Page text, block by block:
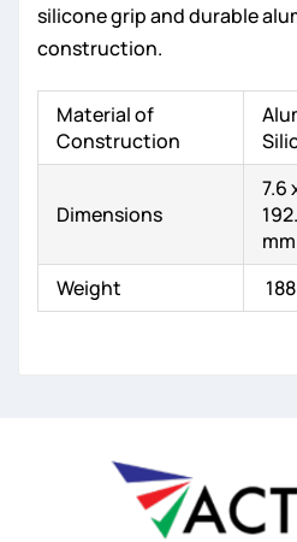
silicone grip and durable
construction.
Material of
Construction
Dimensions
7.6
mm
Weight